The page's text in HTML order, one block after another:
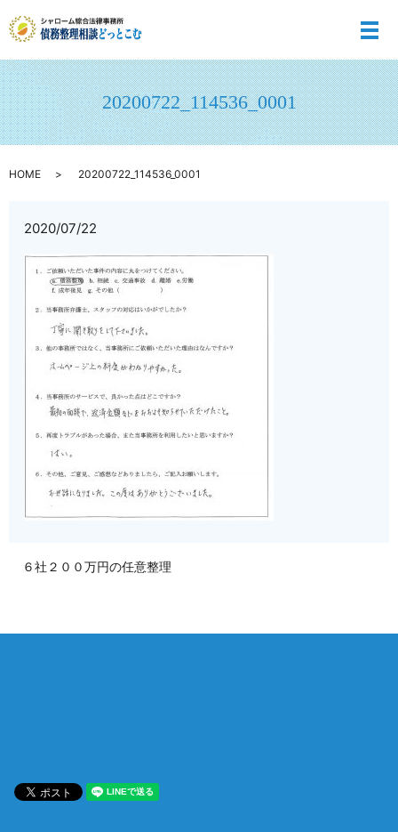
メ
20200722_114536_0001
HOME 20200722_114536_0001
2020/07/22
６社２００万円の任意整理